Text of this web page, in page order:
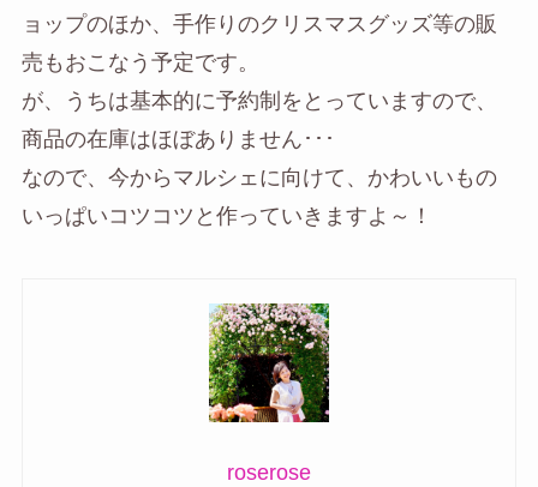
ョップのほか、手作りのクリスマスグッズ等の販
売もおこなう予定です。
が、うちは基本的に予約制をとっていますので、
商品の在庫はほぼありません･･･
なので、今からマルシェに向けて、かわいいもの
いっぱいコツコツと作っていきますよ～！
roserose